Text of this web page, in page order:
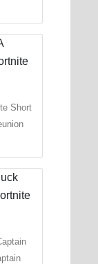
Short